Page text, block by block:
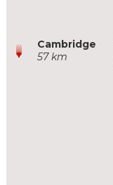
Cambridge
57 km